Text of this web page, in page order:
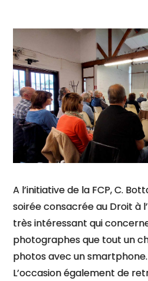
A l’initiative de la FCP, C.
soirée consacrée au Droit à
très intéressant qui
photographes que tout un
photos avec un smartphone.
L’occasion également de